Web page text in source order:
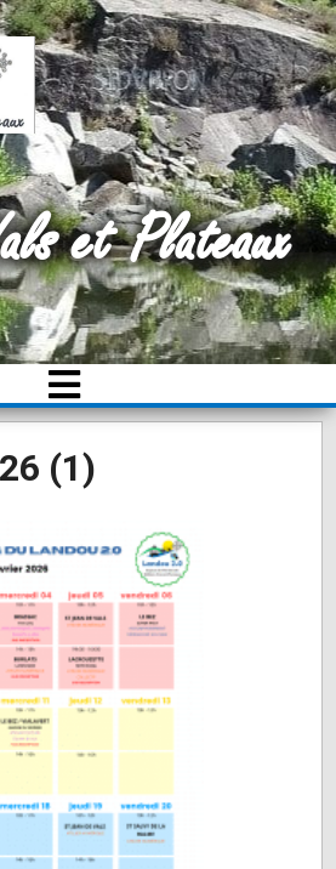
et Plateaux
(1)